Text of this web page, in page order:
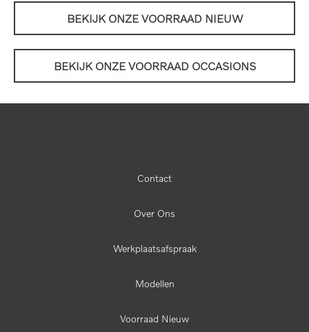
BEKIJK ONZE VOORRAAD NIEUW
BEKIJK ONZE VOORRAAD OCCASIONS
Contact
Over Ons
Werkplaatsafspraak
Modellen
Voorraad Nieuw